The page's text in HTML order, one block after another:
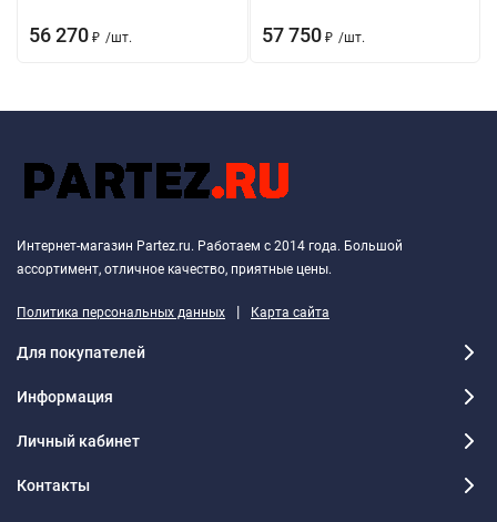
56 270 ₽ /шт. 57 750 ₽ /шт.
Интернет-магазин Partez.ru. Работаем с 2014 года. Большой
ассортимент, отличное качество, приятные цены.
Политика персональных данных | Карта сайта
Для покупателей
Информация
Личный кабинет
Контакты